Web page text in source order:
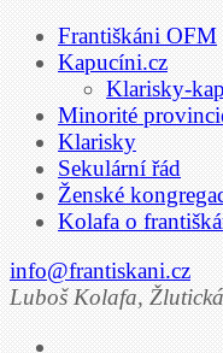
Františkáni OFM
Kapucíni.cz
Klarisky-
Minorité
Klarisky
Sekulární řád
Ženské
Kolafa o
info@frantiskani.cz
Luboš Kolafa,